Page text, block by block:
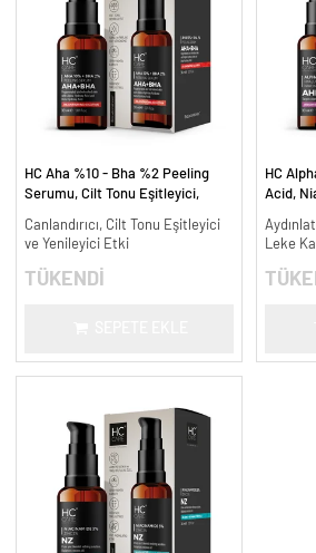
HC Aha %10 - Bha %2 Peeling
Serumu, Cilt Tonu Eşitleyici,
Canlandırıcı, Cilt Tonu Eşitleyici
ve Yenileyici Etki
TÜKENDİ
HC
Acid,
ml.
Leke